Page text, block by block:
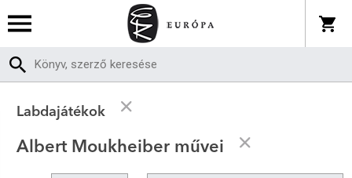
Labdajátékok
Albert Moukheiber művei